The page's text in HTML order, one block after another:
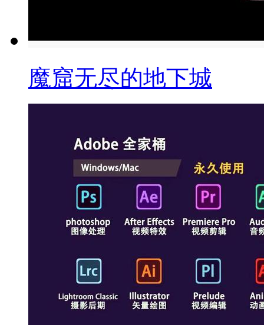
魔窟无尽的地下城